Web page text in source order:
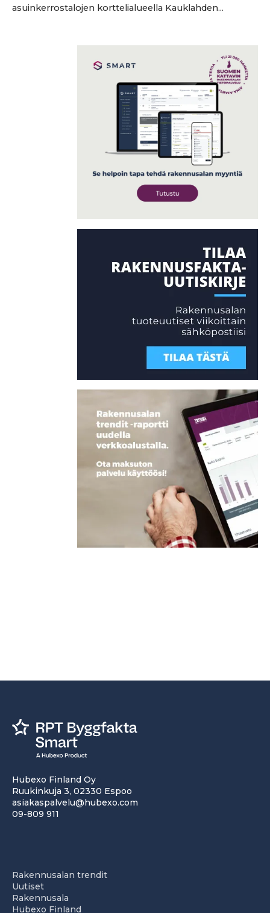
asuinkerrostalojen korttelialueella Kauklahden...
Hubexo Finland Oy
Ruukinkuja 3, 02330 Espoo
asiakaspalvelu@hubexo.com
09-809 911
Rakennusalan trendit
Uutiset
Rakennusala
Hubexo Finland